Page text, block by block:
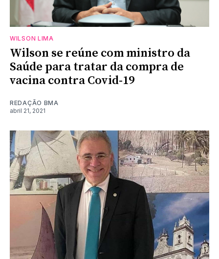
WILSON LIMA
Wilson se reúne com ministro da
Saúde para tratar da compra de
vacina contra Covid-19
REDAÇÃO BMA
abril 21, 2021